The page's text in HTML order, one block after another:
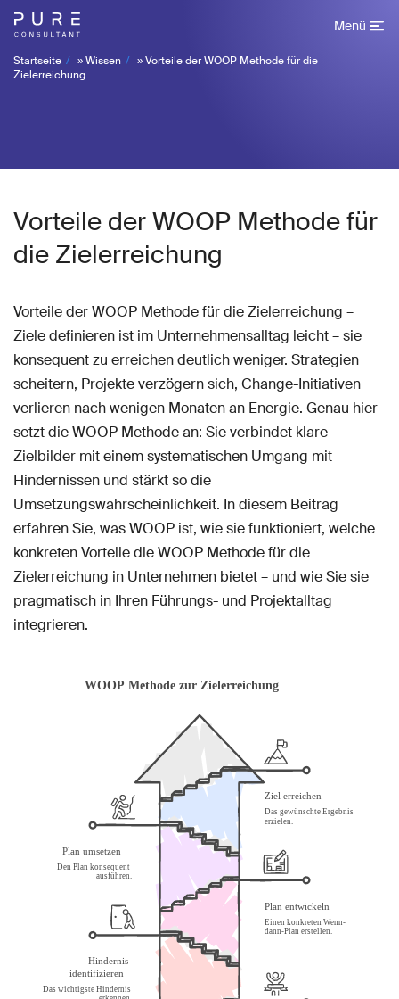
Menü
Startseite »Wissen »Vorteile der WOOP Methode für die
Zielerreichung
Vorteile der WOOP Methode für
die Zielerreichung
Vorteile der WOOP Methode für die Zielerreichung –
Ziele definieren ist im Unternehmensalltag leicht – sie
konsequent zu erreichen deutlich weniger. Strategien
scheitern, Projekte verzögern sich, Change-Initiativen
verlieren nach wenigen Monaten an Energie. Genau hier
setzt die WOOP Methode an: Sie verbindet klare
Zielbilder mit einem systematischen Umgang mit
Hindernissen und stärkt so die
Umsetzungswahrscheinlichkeit. In diesem Beitrag
erfahren Sie, was WOOP ist, wie sie funktioniert, welche
konkreten Vorteile die WOOP Methode für die
Zielerreichung in Unternehmen bietet – und wie Sie sie
pragmatisch in Ihren Führungs- und Projektalltag
integrieren.